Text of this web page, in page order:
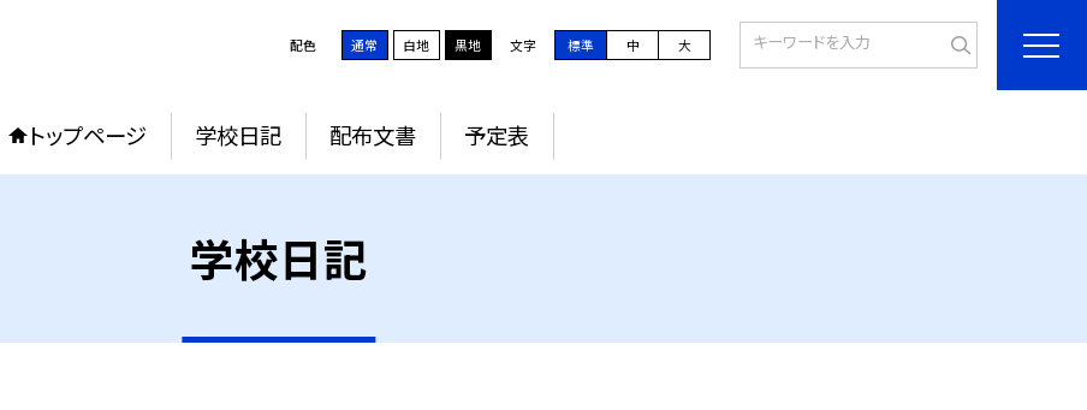
配色 通常 白地 黒地 文字 標準 中 大
トップページ 学校日記 配布文書 予定表
学校日記